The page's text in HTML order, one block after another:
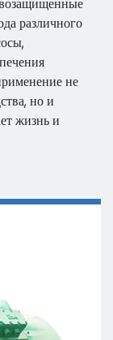
различного
не
но и
жизнь и